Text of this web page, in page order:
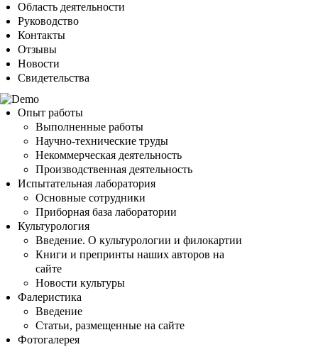
Область деятельности
Руководство
Контакты
Отзывы
Новости
Свидетельства
Опыт работы
Выполненные работы
Научно-технические труды
Некоммерческая деятельность
Производственная деятельность
Испытательная лаборатория
Основные сотрудники
Приборная база лаборатории
Культурология
Введение. О культурологии и филокартии
Книги и препринты наших авторов на
сайте
Новости культуры
Фалеристика
Введение
Статьи, размещенные на сайте
Фотогалерея